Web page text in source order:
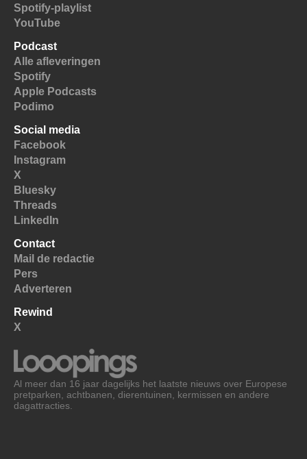
Spotify-playlist
YouTube
Podcast
Alle afleveringen
Spotify
Apple Podcasts
Podimo
Social media
Facebook
Instagram
X
Bluesky
Threads
LinkedIn
Contact
Mail de redactie
Pers
Adverteren
Rewind
X
Al meer dan 16 jaar dagelijks het laatste nieuws over Europese
pretparken, achtbanen, dierentuinen, kermissen en andere
dagattracties.